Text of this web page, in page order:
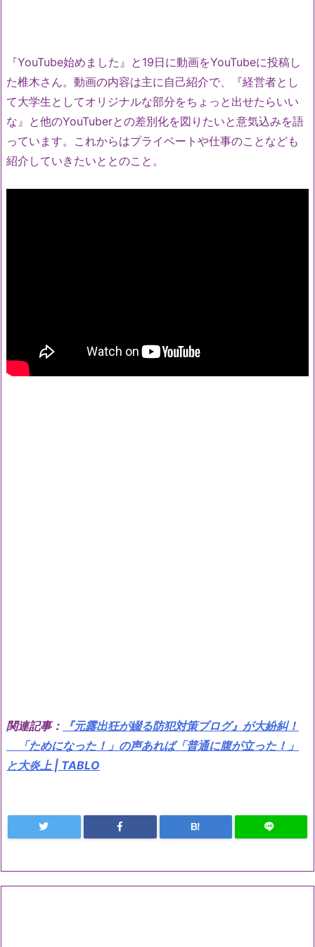
『YouTube始めました』と19日に動画をYouTubeに投稿し
た椎木さん。動画の内容は主に自己紹介で、『経営者とし
て大学生としてオリジナルな部分をちょっと出せたらいい
な』と他のYouTuberとの差別化を図りたいと意気込みを語
っています。これからはプライベートや仕事のことなども
紹介していきたいととのこと。
関連記事：
『元露出狂が綴る防犯対策ブログ』が大紛糾！
「ためになった！」の声あれば「普通に腹が立った！」
と大炎上 | TABLO
B!